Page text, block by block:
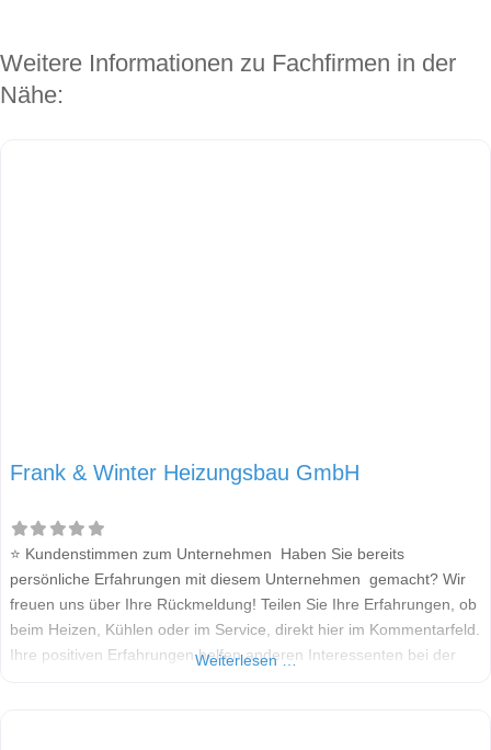
Weitere Informationen zu Fachfirmen in der
Nähe:
Frank & Winter Heizungsbau GmbH
⭐ Kundenstimmen zum Unternehmen Haben Sie bereits
persönliche Erfahrungen mit diesem Unternehmen gemacht? Wir
freuen uns über Ihre Rückmeldung! Teilen Sie Ihre Erfahrungen, ob
beim Heizen, Kühlen oder im Service, direkt hier im Kommentarfeld.
Ihre positiven Erfahrungen helfen anderen Interessenten bei der
Weiterlesen …